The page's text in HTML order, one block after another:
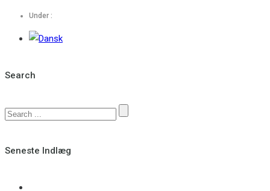
Under :
Search
Seneste Indlæg